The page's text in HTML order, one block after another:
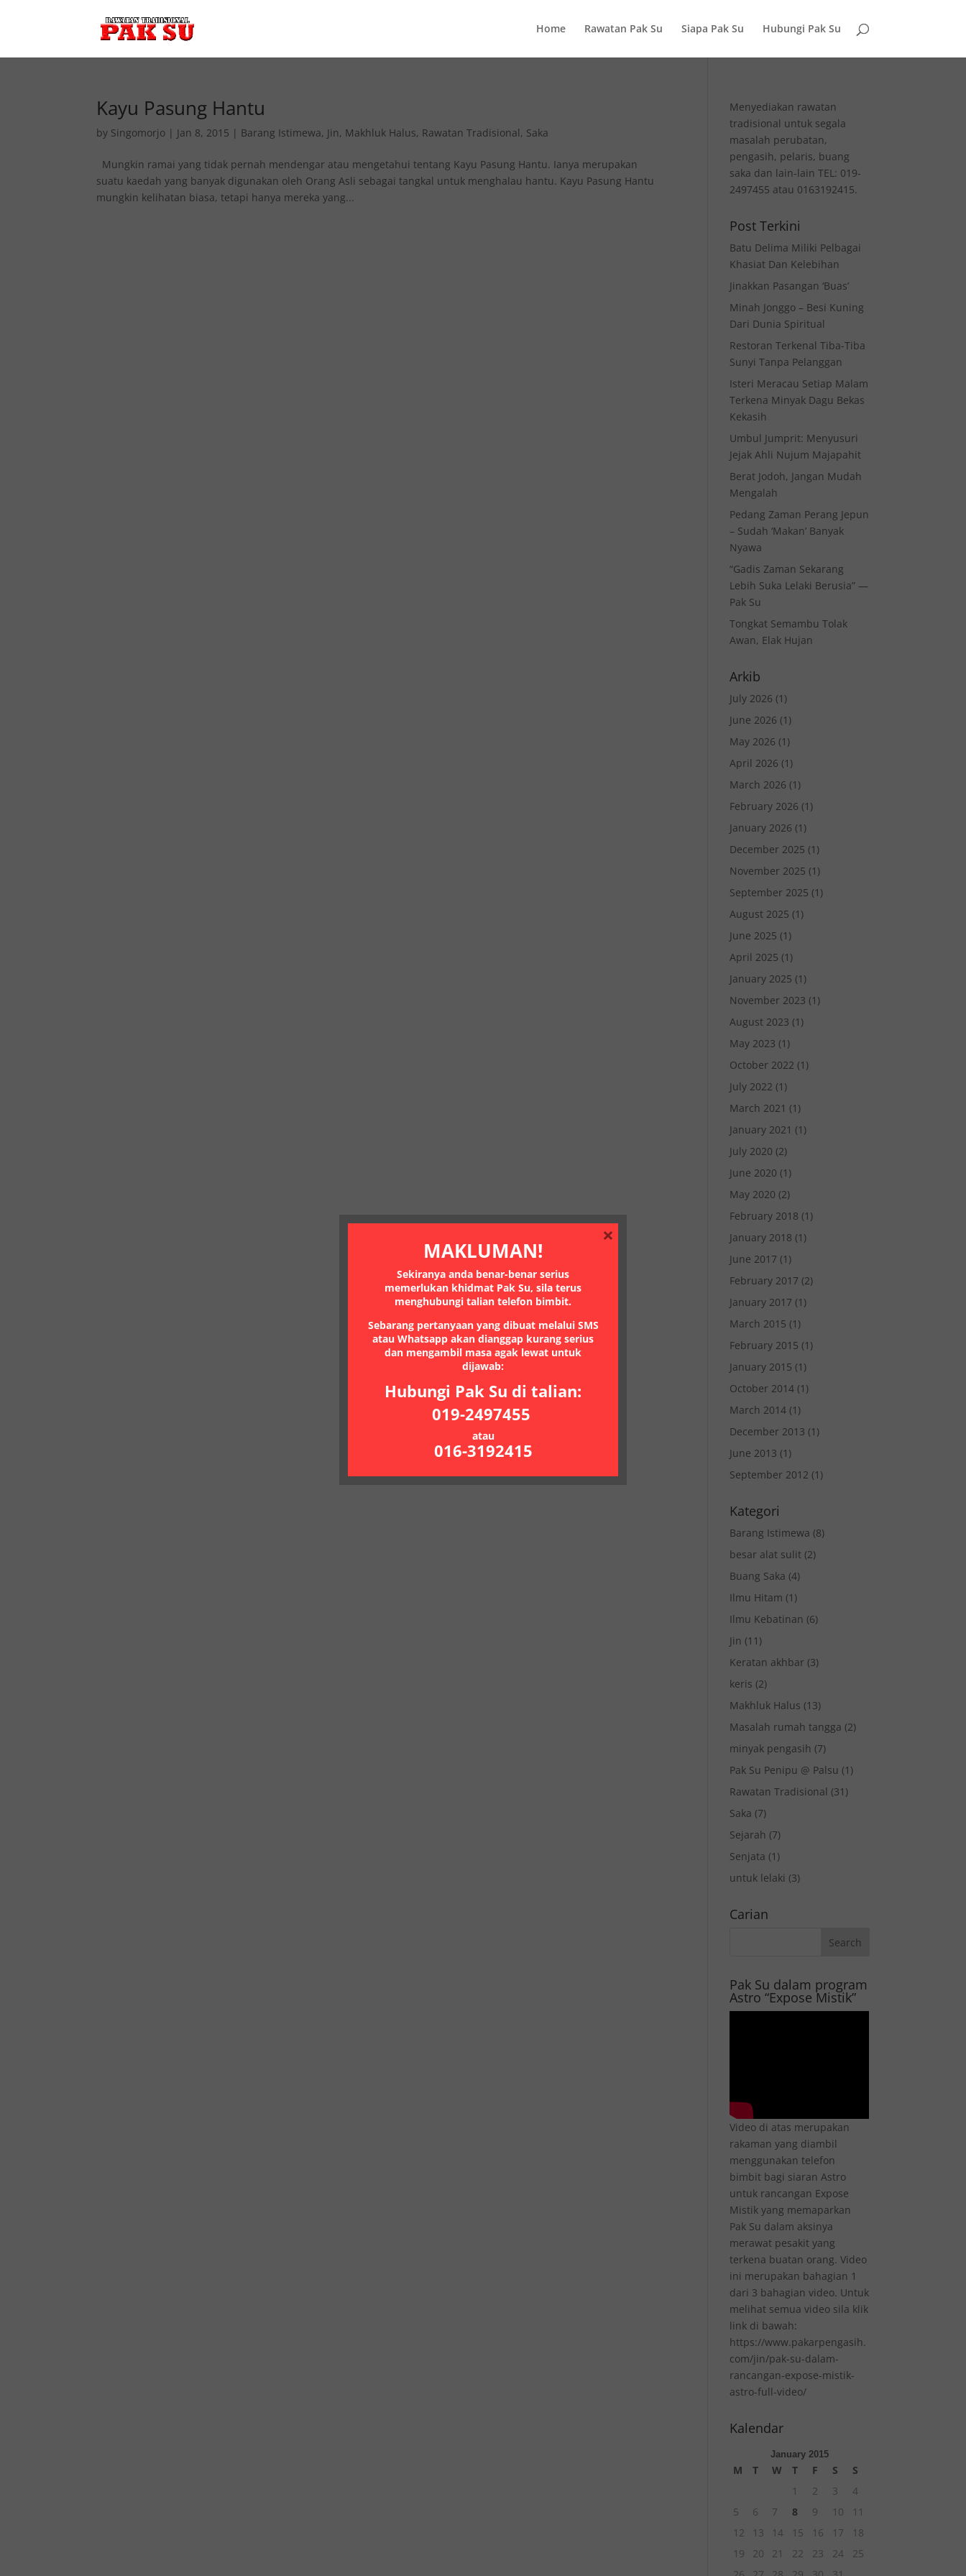
Home Rawatan Pak Su Siapa Pak Su Hubungi Pak Su
Kayu Pasung Hantu
by Singomorjo | Jan 8, 2015 | Barang Istimewa, Jin, Makhluk Halus, Rawatan Tradisional, Saka
Mungkin ramai yang tidak pernah mendengar atau mengetahui tentang Kayu Pasung Hantu. Ianya merupakan
suatu kaedah yang banyak digunakan oleh Orang Asli sebagai tangkal untuk menghalau hantu. Kayu Pasung Hantu
mungkin kelihatan biasa, tetapi hanya mereka yang...
Menyediakan rawatan
tradisional untuk segala
masalah perubatan,
pengasih, pelaris, buang
saka dan lain-lain TEL: 019-
2497455 atau 0163192415.
Post Terkini
Batu Delima Miliki Pelbagai
Khasiat Dan Kelebihan
Jinakkan Pasangan ‘Buas’
Minah Jonggo – Besi Kuning
Dari Dunia Spiritual
Restoran Terkenal Tiba-Tiba
Sunyi Tanpa Pelanggan
Isteri Meracau Setiap Malam
Terkena Minyak Dagu Bekas
Kekasih
Umbul Jumprit: Menyusuri
Jejak Ahli Nujum Majapahit
Berat Jodoh, Jangan Mudah
Mengalah
Pedang Zaman Perang Jepun
– Sudah ‘Makan’ Banyak
Nyawa
“Gadis Zaman Sekarang
Lebih Suka Lelaki Berusia” —
Pak Su
Tongkat Semambu Tolak
Awan, Elak Hujan
Arkib
July 2026 (1)
June 2026 (1)
May 2026 (1)
April 2026 (1)
March 2026 (1)
February 2026 (1)
January 2026 (1)
December 2025 (1)
November 2025 (1)
September 2025 (1)
August 2025 (1)
June 2025 (1)
April 2025 (1)
January 2025 (1)
November 2023 (1)
August 2023 (1)
May 2023 (1)
October 2022 (1)
July 2022 (1)
March 2021 (1)
January 2021 (1)
July 2020 (2)
June 2020 (1)
May 2020 (2)
February 2018 (1)
January 2018 (1)
June 2017 (1)
February 2017 (2)
January 2017 (1)
March 2015 (1)
February 2015 (1)
January 2015 (1)
October 2014 (1)
March 2014 (1)
December 2013 (1)
June 2013 (1)
September 2012 (1)
Kategori
Barang Istimewa (8)
besar alat sulit (2)
Buang Saka (4)
Ilmu Hitam (1)
Ilmu Kebatinan (6)
Jin (11)
Keratan akhbar (3)
keris (2)
Makhluk Halus (13)
Masalah rumah tangga (2)
minyak pengasih (7)
Pak Su Penipu @ Palsu (1)
Rawatan Tradisional (31)
Saka (7)
Sejarah (7)
Senjata (1)
untuk lelaki (3)
Carian
Pak Su dalam program
Astro “Expose Mistik”
Video di atas merupakan
rakaman yang diambil
menggunakan telefon
bimbit bagi siaran Astro
untuk rancangan Expose
Mistik yang memaparkan
Pak Su dalam aksinya
merawat pesakit yang
terkena buatan orang. Video
ini merupakan bahagian 1
dari 3 bahagian video. Untuk
melihat semua video sila klik
link di bawah:
https://www.pakarpengasih.
com/jin/pak-su-dalam-
rancangan-expose-mistik-
astro-full-video/
Kalendar
January 2015
M T W T F S
S
1
2 3
4
5
6 7 8 9 10
11
12
13 14 15 16 17
18
19
20 21 22 23 24
25
MAKLUMAN!
Sekiranya anda benar-benar serius
memerlukan khidmat Pak Su, sila terus
menghubungi talian telefon bimbit.
Sebarang pertanyaan yang dibuat melalui SMS
atau Whatsapp akan dianggap kurang serius
dan mengambil masa agak lewat untuk
dijawab:
Hubungi Pak Su di talian:
019-2497455
atau
016-3192415
×